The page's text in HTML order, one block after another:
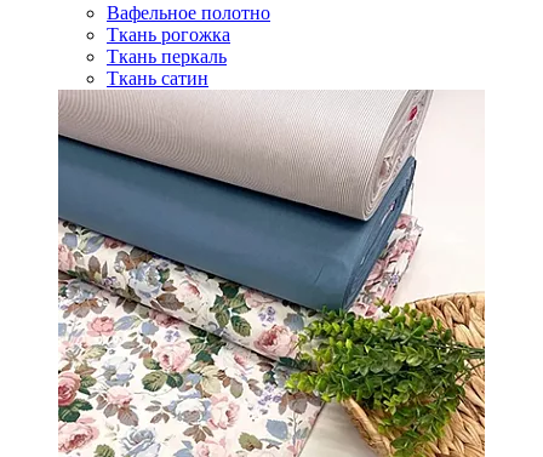
Вафельное полотно
Ткань рогожка
Ткань перкаль
Ткань сатин